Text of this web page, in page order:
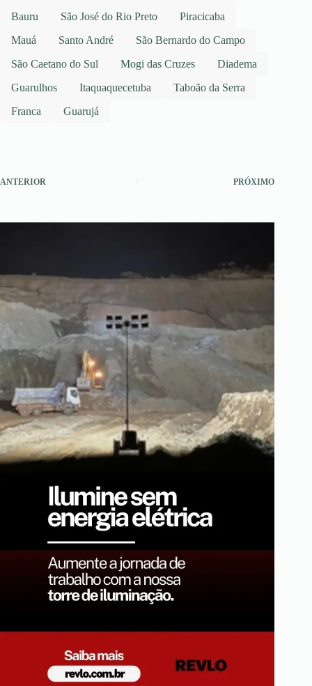
Bauru
São José do Rio Preto
Piracicaba
Mauá
Santo André
São Bernardo do Campo
São Caetano do Sul
Mogi das Cruzes
Diadema
Guarulhos
Itaquaquecetuba
Taboão da Serra
Franca
Guarujá
ANTERIOR PRÓXIMO